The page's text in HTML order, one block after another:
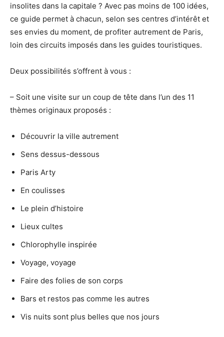
insolites dans la capitale ? Avec pas moins de 100 idées,
ce guide permet à chacun, selon ses centres d’intérêt et
ses envies du moment, de profiter autrement de Paris,
loin des circuits imposés dans les guides touristiques.
Deux possibilités s’offrent à vous :
– Soit une visite sur un coup de tête dans l’un des 11
thèmes originaux proposés :
Découvrir la ville autrement
Sens dessus-dessous
Paris Arty
En coulisses
Le plein d’histoire
Lieux cultes
Chlorophylle inspirée
Voyage, voyage
Faire des folies de son corps
Bars et restos pas comme les autres
Vis nuits sont plus belles que nos jours